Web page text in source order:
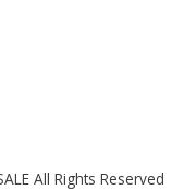
All Rights Reserved